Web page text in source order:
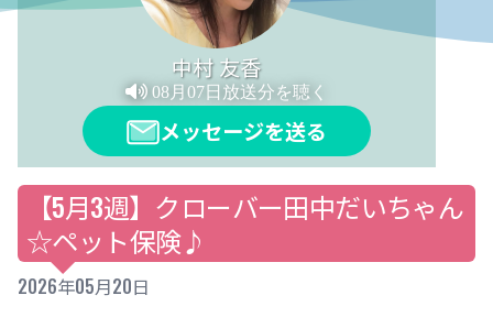
中村 友香
08月07日放送分を聴く
メッセージを送る
【5月3週】クローバー田中だいちゃん
☆ペット保険♪
2026年05月20日